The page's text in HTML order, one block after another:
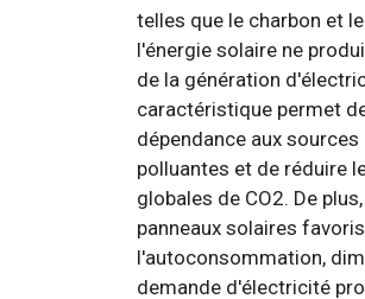
telles que le charbon et
l'énergie solaire ne
de la génération
caractéristique permet
dépendance aux
polluantes et de réduire
globales de CO2. De
panneaux solaires
l'autoconsommation,
demande d'électricité